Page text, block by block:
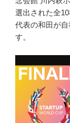
選出された全
代表の和田が
す。